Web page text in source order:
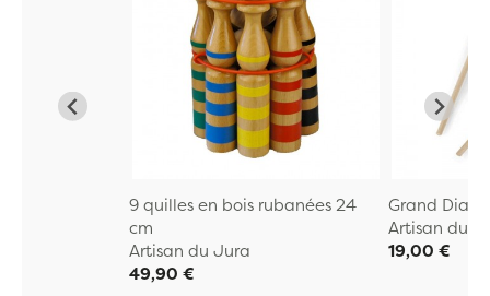
9 quilles en bois rubanées 24
cm
Artisan du Jura
49,90 €
Grand
Artisan du
19,00 €